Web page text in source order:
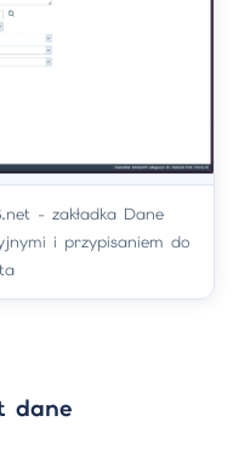
- zakładka Dane
i przypisaniem do
dane